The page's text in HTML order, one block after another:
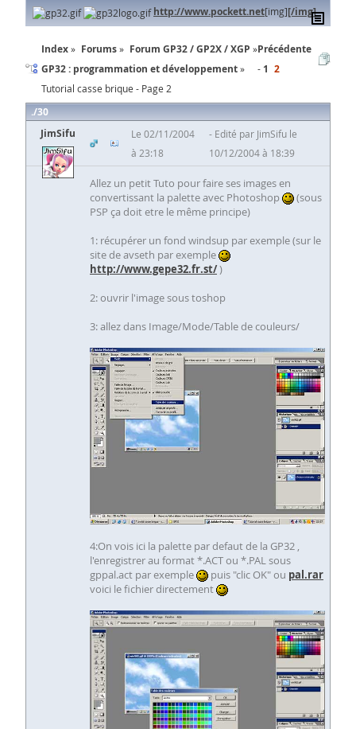
http://www.pockett.net[img][/img]
Index Forums
Forum GP32 / GP2X / XGP
GP32 : programmation et développement
Tutorial casse brique - Page 2
Précédente
1 2
30
JimSifu
Le 02/11/2004
à 23:18
Edité par JimSifu le
10/12/2004 à 18:39
Allez un petit Tuto pour faire ses images en
convertissant la palette avec Photoshop
(sous
PSP ça doit etre le même principe)
1: récupérer un fond windsup par exemple (sur le
site de avseth par exemple
http://www.gepe32.fr.st/)
2: ouvrir l'image sous toshop
3: allez dans Image/Mode/Table de couleurs/
4:On vois ici la palette par defaut de la GP32 ,
l'enregistrer au format *.ACT ou *.PAL sous
gppal.act par exemple
puis "clic OK" ou pal.rar
voici le fichier directement